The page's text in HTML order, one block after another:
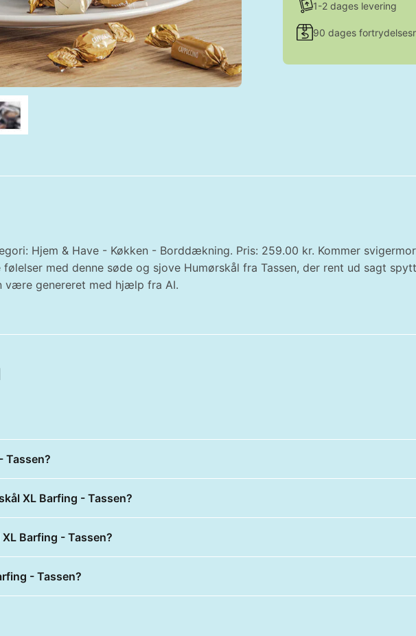
1-2 dages levering
90 dages
Hjem & Have - Køkken - Borddækning. Pris: 259.00 kr. Kommer
med denne søde og sjove Humørskål fra Tassen, der rent ud sagt
være genereret med hjælp fra AI.
Tassen?
XL Barfing - Tassen?
Barfing - Tassen?
- Tassen?